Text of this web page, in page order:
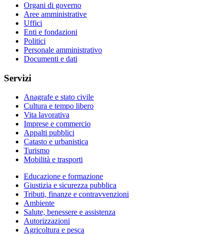
Organi di governo
Aree amministrative
Uffici
Enti e fondazioni
Politici
Personale amministrativo
Documenti e dati
Servizi
Anagrafe e stato civile
Cultura e tempo libero
Vita lavorativa
Imprese e commercio
Appalti pubblici
Catasto e urbanistica
Turismo
Mobilità e trasporti
Educazione e formazione
Giustizia e sicurezza pubblica
Tributi, finanze e contravvenzioni
Ambiente
Salute, benessere e assistenza
Autorizzazioni
Agricoltura e pesca